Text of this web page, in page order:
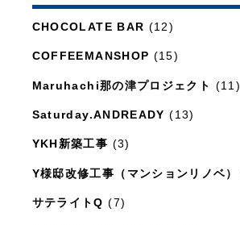
CHOCOLATE BAR (12)
COFFEEMANSHOP (15)
Maruhachi那の津プロジェクト (11)
Saturday.ANDREADY (13)
YKH新築工事 (3)
Y様邸改修工事（マンションリノベ）
サテライトQ (7)